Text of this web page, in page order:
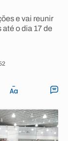
e vai reunir
o dia 17 de